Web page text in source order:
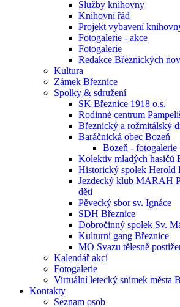
Služby knihovny
Knihovní řád
Projekt vybavení
Fotogalerie - akce
Fotogalerie
Redakce Březnických
Kultura
Zámek Březnice
Spolky & sdružení
SK Březnice 1918 o.s.
Rodinné centrum
Březnický a rožmitálský
Baráčnická obec Bozeň
Bozeň - fotogalerie
Kolektiv mladých hasičů
Historický spolek Herold
Jezdecký klub MARAH
děti
Pěvecký sbor sv. Ignáce
SDH Březnice
Dobročinný spolek Sv.
Kulturní gang Březnice
MO Svazu tělesně
Kalendář akcí
Fotogalerie
Virtuální letecký snímek města
Kontakty
Seznam osob